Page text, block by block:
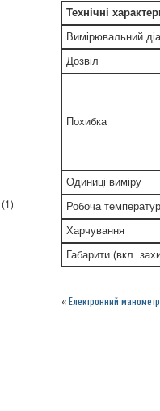
(1)
Технічні
Вимірювальний
Дозвіл
Похибка
Одиниці виміру
Робоча
Харчування
Габарити (вкл.
«Електронний